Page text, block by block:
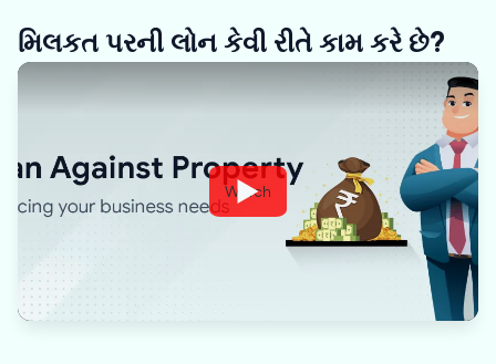
મિલકત પરની લોન કેવી રીતે કામ કરે છે?
Watch